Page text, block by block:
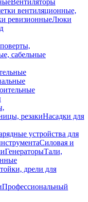
Вентиляторы
вентиляционные,
ревизионныеЛюки
сабельные
резакиНасадки для
устройства для
Силовая и
ГенераторыТали,
дрели для
Профессиональный